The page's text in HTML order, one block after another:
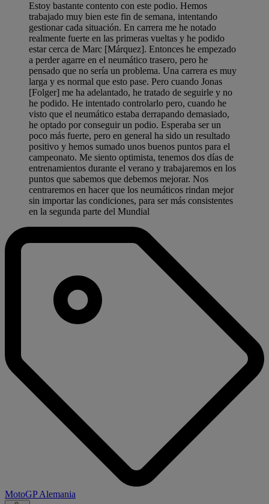
Estoy bastante contento con este podio. Hemos
trabajado muy bien este fin de semana, intentando
gestionar cada situación. En carrera me he notado
realmente fuerte en las primeras vueltas y he podido
estar cerca de Marc [Márquez]. Entonces he empezado
a perder agarre en el neumático trasero, pero he
pensado que no sería un problema. Una carrera es muy
larga y es normal que esto pase. Pero cuando Jonas
[Folger] me ha adelantado, he tratado de seguirle y no
he podido. He intentado controlarlo pero, cuando he
visto que el neumático estaba derrapando demasiado,
he optado por conseguir un podio. Esperaba ser un
poco más fuerte, pero en general ha sido un resultado
positivo y hemos sumado unos buenos puntos para el
campeonato. Me siento optimista, tenemos dos días de
entrenamientos durante el verano y trabajaremos en los
puntos que sabemos que debemos mejorar. Nos
centraremos en hacer que los neumáticos rindan mejor
sin importar las condiciones, para ser más consistentes
en la segunda parte del Mundial
MotoGP Alemania